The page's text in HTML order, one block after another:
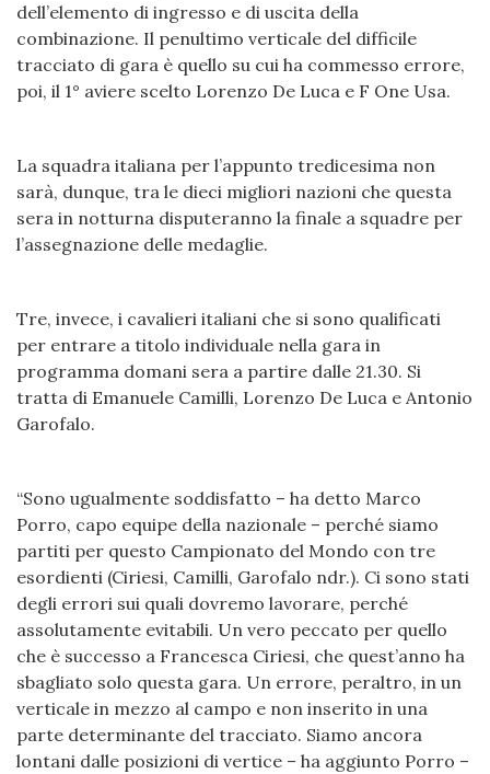
dell’elemento di ingresso e di uscita della
combinazione. Il penultimo verticale del difficile
tracciato di gara è quello su cui ha commesso errore,
poi, il 1° aviere scelto Lorenzo De Luca e F One Usa.
La squadra italiana per l’appunto tredicesima non
sarà, dunque, tra le dieci migliori nazioni che questa
sera in notturna disputeranno la finale a squadre per
l’assegnazione delle medaglie.
Tre, invece, i cavalieri italiani che si sono qualificati
per entrare a titolo individuale nella gara in
programma domani sera a partire dalle 21.30. Si
tratta di Emanuele Camilli, Lorenzo De Luca e Antonio
Garofalo.
“Sono ugualmente soddisfatto – ha detto Marco
Porro, capo equipe della nazionale – perché siamo
partiti per questo Campionato del Mondo con tre
esordienti (Ciriesi, Camilli, Garofalo ndr.). Ci sono stati
degli errori sui quali dovremo lavorare, perché
assolutamente evitabili. Un vero peccato per quello
che è successo a Francesca Ciriesi, che quest’anno ha
sbagliato solo questa gara. Un errore, peraltro, in un
verticale in mezzo al campo e non inserito in una
parte determinante del tracciato. Siamo ancora
lontani dalle posizioni di vertice – ha aggiunto Porro –